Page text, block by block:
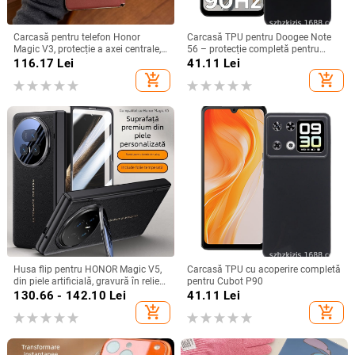
Carcasă pentru telefon Honor
Magic V3, protecție a axei centrale,
noul model Magic V5, husă ușoară
electroplacare, anti-cădere
116.17 Lei
add_shopping_cart
Carcasă TPU pentru Doogee Note
56 – protecție completă pentru
Note 56, Plus și Pro, realizată
41.11 Lei
add_shopping_cart
Husa flip pentru HONOR Magic V5,
din piele artificială, gravură în relief,
stil Ins, anti-cadere
130.66 - 142.10 Lei
add_shopping_cart
Carcasă TPU cu acoperire completă
pentru Cubot P90
41.11 Lei
add_shopping_cart